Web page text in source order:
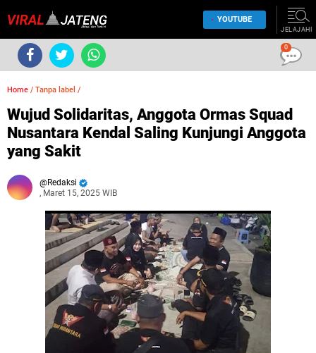
YOUTUBE
JELAJAHI
Home / Tanpa label /
Wujud Solidaritas, Anggota Ormas Squad
Nusantara Kendal Saling Kunjungi Anggota
yang Sakit
Redaksi
, Maret 15, 2025 WIB
0